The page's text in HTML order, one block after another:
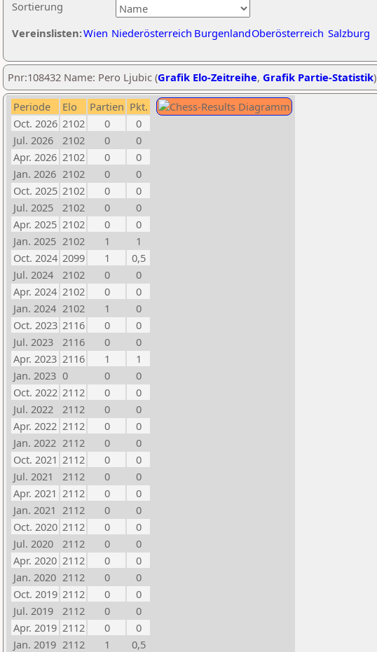
Sortierung
Vereinslisten:Wien Niederösterreich BurgenlandOberösterreich Salzburg
Pnr:108432 Name: Pero Ljubic (Grafik Elo-Zeitreihe, Grafik Partie-Statistik)
Periode Elo Partien Pkt.
Oct. 2026 2102 0
0
Jul. 2026
2102 0
0
Apr. 2026 2102 0
0
Jan. 2026 2102 0
0
Oct. 2025 2102 0
0
Jul. 2025
2102 0
0
Apr. 2025 2102 0
0
Jan. 2025 2102 1
1
Oct. 2024 2099 1
0,5
Jul. 2024
2102 0
0
Apr. 2024 2102 0
0
Jan. 2024 2102 1
0
Oct. 2023 2116 0
0
Jul. 2023
2116 0
0
Apr. 2023 2116 1
1
Jan. 2023 0 0
0
Oct. 2022 2112 0
0
Jul. 2022
2112 0
0
Apr. 2022 2112 0
0
Jan. 2022 2112 0
0
Oct. 2021 2112 0
0
Jul. 2021
2112 0
0
Apr. 2021 2112 0
0
Jan. 2021 2112 0
0
Oct. 2020 2112 0
0
Jul. 2020
2112 0
0
Apr. 2020 2112 0
0
Jan. 2020 2112 0
0
Oct. 2019 2112 0
0
Jul. 2019
2112 0
0
Apr. 2019 2112 0
0
Jan. 2019 2112 1
0,5